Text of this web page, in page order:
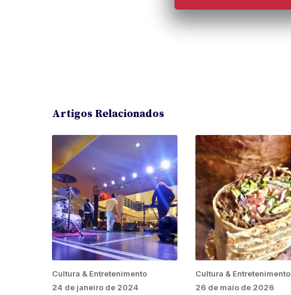
Artigos Relacionados
Cultura & Entretenimento
24 de janeiro de 2024
Cultura & Entretenimento
26 de maio de 2026